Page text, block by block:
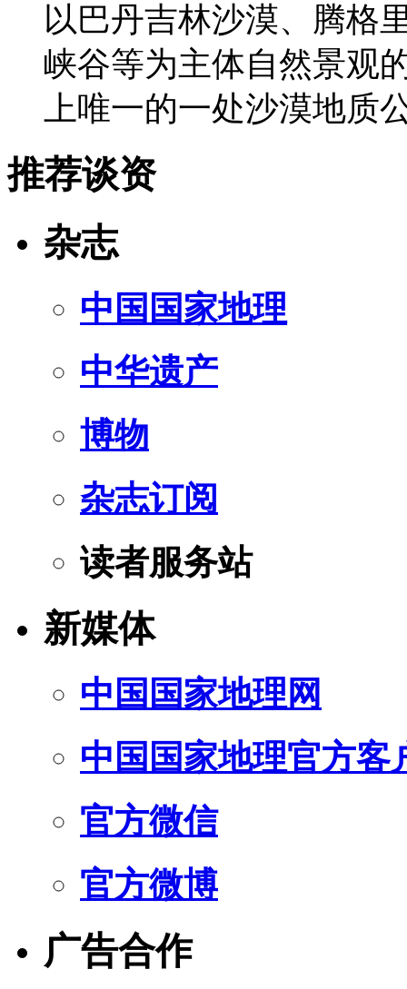
以巴丹吉林沙漠、腾格
峡谷等为主体自然景观
上唯一的一处沙漠地
推荐谈资
杂志
中国国家地理
中华遗产
博物
杂志订阅
读者服务站
新媒体
中国国家地理网
中国国家地理官方客
官方微信
官方微博
广告合作